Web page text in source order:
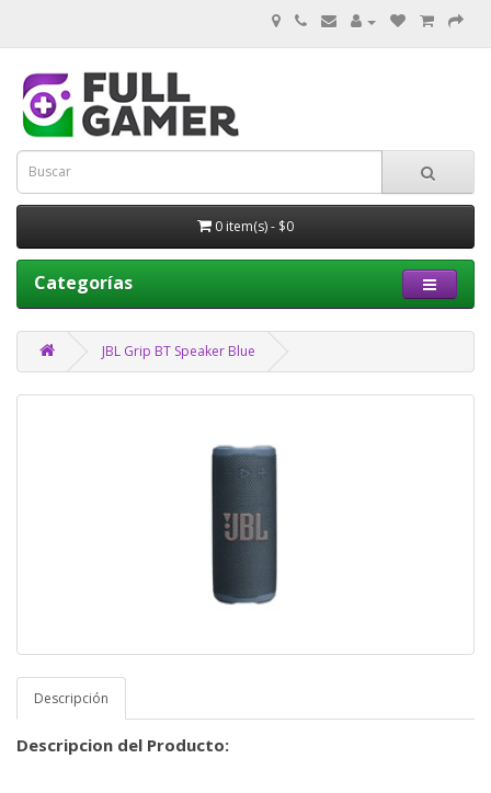
0 item(s) - $0
Categorías
JBL Grip BT Speaker Blue
Descripción
Descripcion del Producto: